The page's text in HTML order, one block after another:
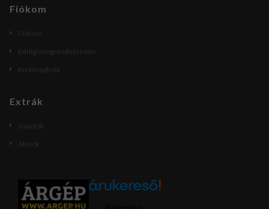
Fiókom
Fiókom
Eddigi megrendeléseim
Kívánságlista
Extrák
Gyártók
Akciók